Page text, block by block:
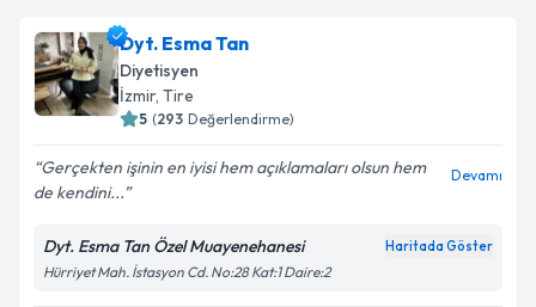
Dyt. Esma Tan
Diyetisyen
İzmir, Tire
5 (293 Değerlendirme)
Gerçekten işinin en iyisi hem açıklamaları olsun hem
de kendini...
Devamı
Dyt. Esma Tan Özel Muayenehanesi Haritada Göster
Hürriyet Mah. İstasyon Cd. No:28 Kat:1 Daire:2